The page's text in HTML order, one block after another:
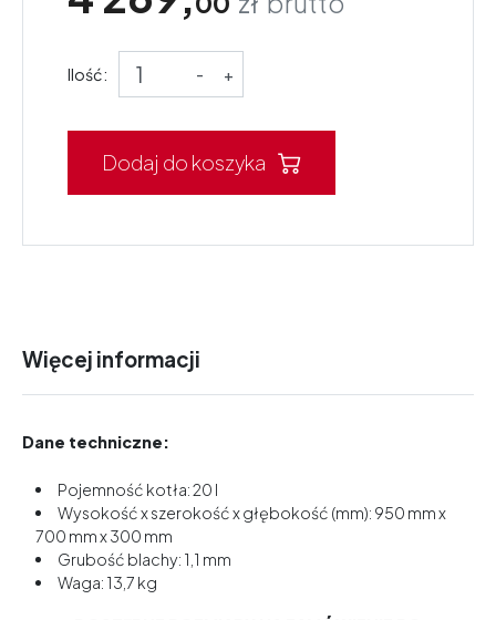
Ilość: - +
Dodaj do koszyka
Więcej informacji
Dane techniczne:
Pojemność kotła: 20 l
Wysokość x szerokość x głębokość (mm): 950 mm x
700 mm x 300 mm
Grubość blachy: 1,1 mm
Waga: 13,7 kg